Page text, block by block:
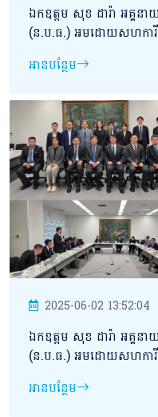
ឯកឧត្តម សុខ ដារ៉ា អគ្គន
(ន.ប.ធ.) អមដោយសហការី
និយ័តករនៃអាជ្ញាធរសេវា
អានបន្ថែម
2025-06-02 13:52:04
ឯកឧត្ដម សុខ ដារ៉ា អគ្គន
(ន.ប.ធ.) អមដោយសហការី
ផ្លាស់ប្ដូរបទពិសោធន៍ និងប្
កិច្ច នៅទីក្រុងតូក្យូ ប្រទេស
អានបន្ថែម